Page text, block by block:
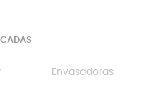
Envasadoras